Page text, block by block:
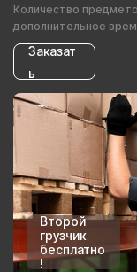
Количество
дополнительное
Заказат
ь
Второй
грузчик
бесплатно
!